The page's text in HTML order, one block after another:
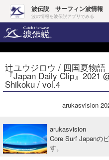
波伝説 サーフィン波情報
波の情報を波伝説アプリでみる
ヘルプ マイホー
ログイン
WAVE HUNTER波予想ツール
気象情報
辻ユウジロウ / 四国夏物語
『Japan Daily Clip』2021
Shikoku / vol.4
arukasvision
arukasvision
Core Surf Japanの
す。
Core Surf Japan
コンテスト
ファッション/グッズ
アート＆エンタメ
コラム